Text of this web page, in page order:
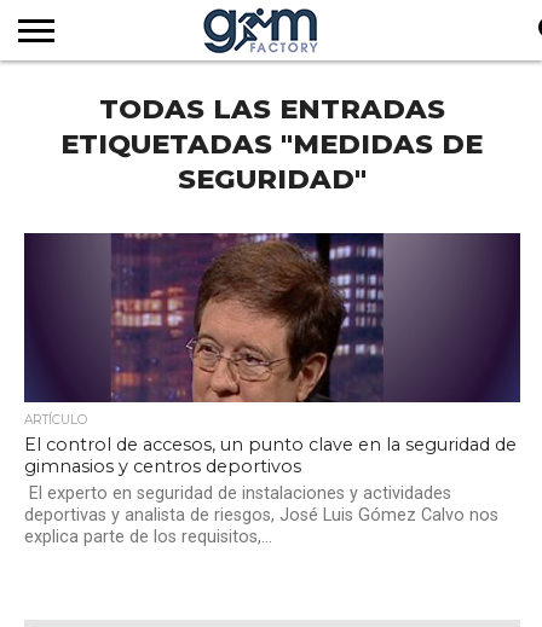
REVISTA
FACTORY
TV
SOCIOS
EMPRESAS
SECTOR
SERVICIOS
AUDIOVISUALES
NOTICIAS
SUSCRIPCIÓN
TODAS LAS ENTRADAS
ETIQUETADAS "MEDIDAS DE
SEGURIDAD"
ARTÍCULO
El control de accesos, un punto clave en la seguridad de
gimnasios y centros deportivos
El experto en seguridad de instalaciones y actividades
deportivas y analista de riesgos, José Luis Gómez Calvo nos
explica parte de los requisitos,...